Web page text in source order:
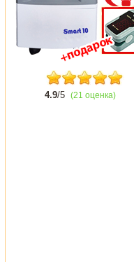
4.9/5 (21 оценка)